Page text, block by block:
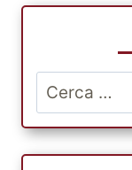
Ricerca
per: